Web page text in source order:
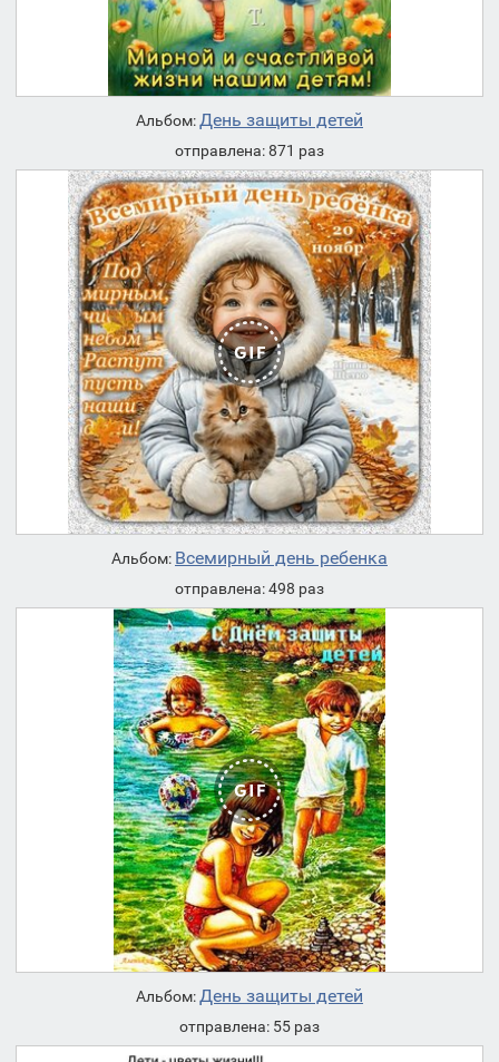
Альбом:День защиты детей
отправлена: 871 раз
Альбом: Всемирный день ребенка
отправлена: 498 раз
Альбом:День защиты детей
отправлена: 55 раз